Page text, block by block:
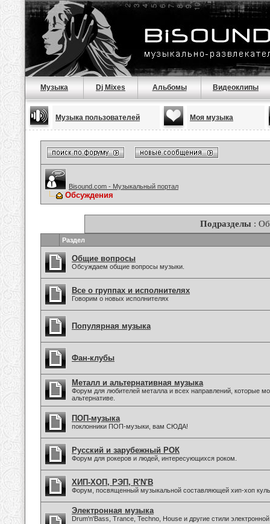
Музыка Dj Mixes Альбомы Видеоклипы
Музыка пользователей Моя музыка
Bisound.com - Музыкальный портал
Обсуждения
Подразделы :
Раздел
Общие вопросы
Обсуждаем общие вопросы музыки.
Все о группах и исполнителях
Говорим о новых исполнителях
Популярная музыка
Фан-клубы
Металл и альтернативная музыка
Форум для любителей металла и всех направлений, которые
альтернативе.
ПОП-музыка
поклонники ПОП-музыки, вам СЮДА!
Русский и зарубежный РОК
Форум для рокеров и людей, интересующихся роком.
ХИП-ХОП, РЭП, R'N'B
Форум, посвященный музыкальной составляющей хип-хоп
Электронная музыка
Drum'n'Bass, Trance, Techno, House и другие стили